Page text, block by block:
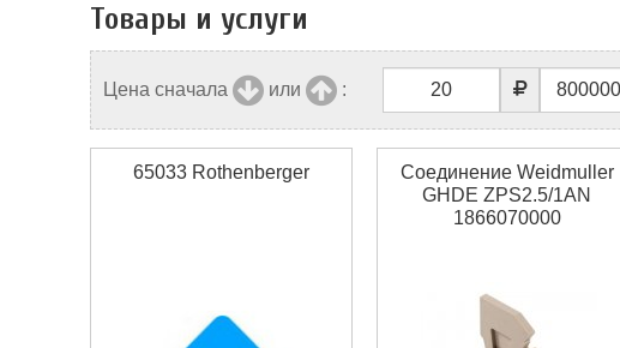
Товары и услуги
Цена сначала или :
65033 Rothenberger
Соединение Weidmuller
GHDE ZPS2.5/1AN
1866070000